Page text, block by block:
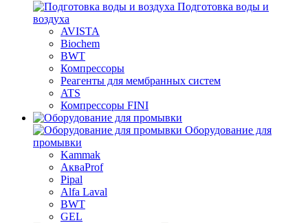
Подготовка воды и
воздуха
AVISTA
Biochem
BWT
Компрессоры
Реагенты для мембранных систем
ATS
Компрессоры FINI
Оборудование для
промывки
Kammak
АкваProf
Pipal
Alfa Laval
BWT
GEL